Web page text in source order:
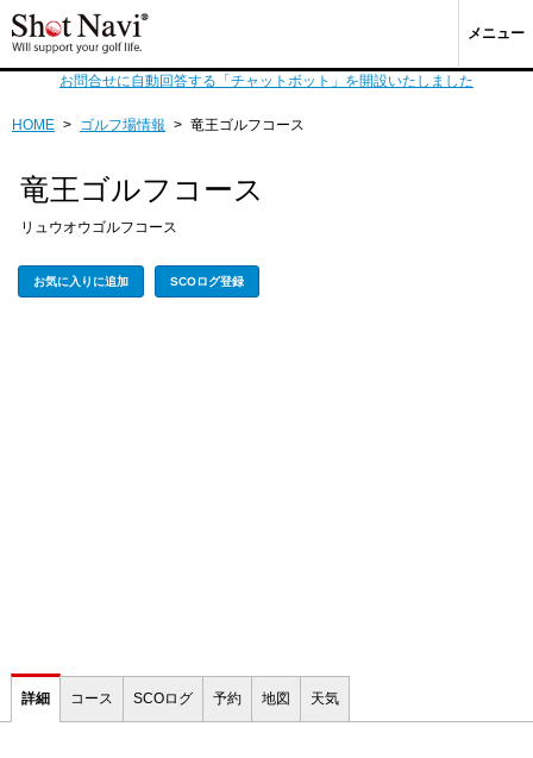
メニュー
お問合せに自動回答する「チャットボット」を開設いたしました
HOME > ゴルフ場情報 > 竜王ゴルフコース
竜王ゴルフコース
リュウオウゴルフコース
お気に入りに追加 SCOログ登録
詳細 コース SCOログ 予約 地図 天気